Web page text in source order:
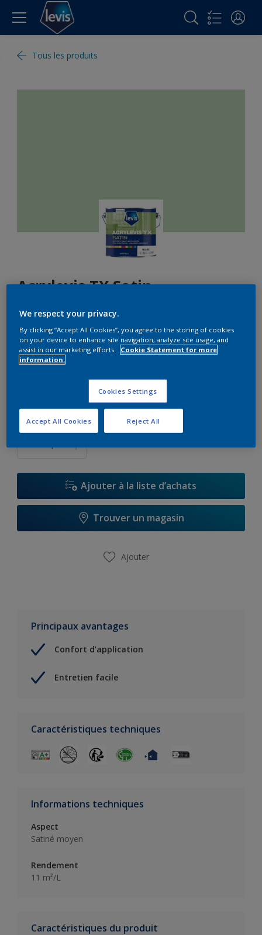
Tous les produits
Acrylevis TX Satin
Changer de couleur
2,5 L
Quantité
Ajouter à la liste d’achats
Trouver un magasin
Ajouter
Principaux avantages
Confort d’application
Entretien facile
Caractéristiques techniques
Informations techniques
Aspect
Satiné moyen
Rendement
11 m²/L
Caractéristiques du produit
We respect your privacy.
By clicking “Accept All Cookies”, you agree to the storing of cookies
on your device to enhance site navigation, analyze site usage, and
assist in our marketing efforts.
Cookie Statement for more
information.
Cookies Settings
Reject All
Accept All Cookies